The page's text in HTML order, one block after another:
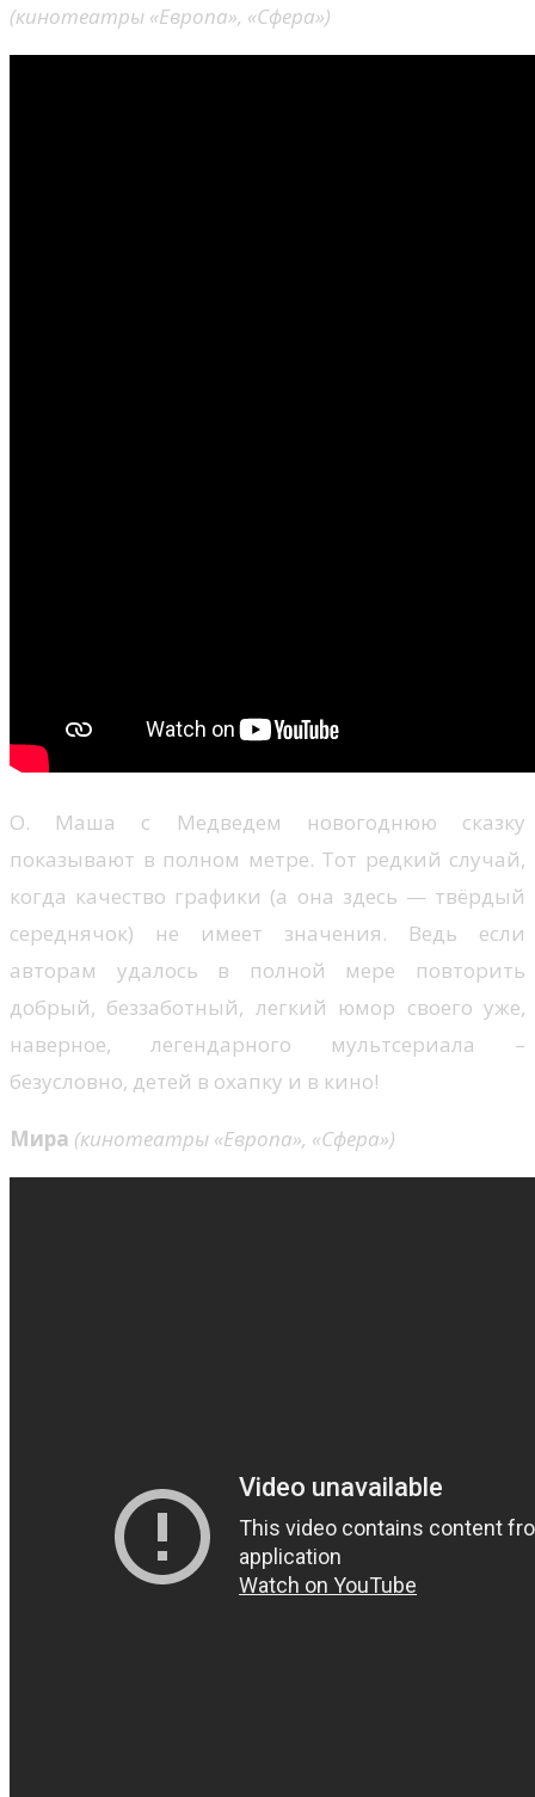
(кинотеатры «Европа», «Сфера»)
О. Маша с Медведем новогоднюю сказку
показывают в полном метре. Тот редкий случай,
когда качество графики (а она здесь — твёрдый
середнячок) не имеет значения. Ведь если
авторам удалось в полной мере повторить
добрый, беззаботный, легкий юмор своего уже,
наверное, легендарного мультсериала –
безусловно, детей в охапку и в кино!
Мира (кинотеатры «Европа», «Сфера»)